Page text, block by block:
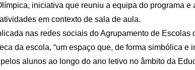
iniciativa que reuniu a equipa do programa
em contexto de sala de aula.
nas redes sociais do Agrupamento de
da escola, “um espaço que, de forma simbólica
alunos ao longo do ano letivo no âmbito da